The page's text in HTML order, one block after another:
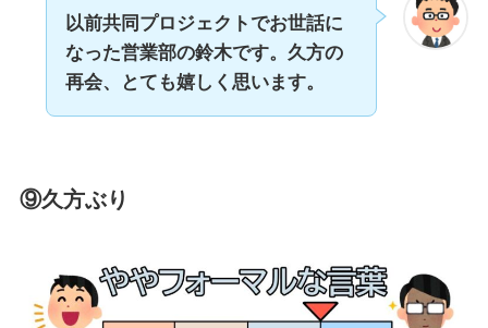
以前共同プロジェクトでお世話に
なった営業部の鈴木です。 久方の
再会、とても嬉しく思います。
⑨久方ぶり